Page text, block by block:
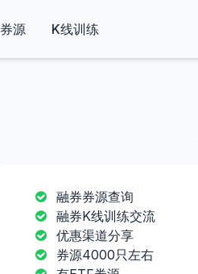
券源 K线训练
融券券源查询
融券K线训练交流
优惠渠道分享
券源4000只左右